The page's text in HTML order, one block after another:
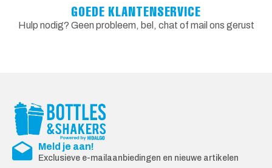
GOEDE KLANTENSERVICE
Hulp nodig? Geen probleem, bel, chat of mail ons gerust
Meld je aan!
Exclusieve e-mailaanbiedingen en nieuwe artikelen